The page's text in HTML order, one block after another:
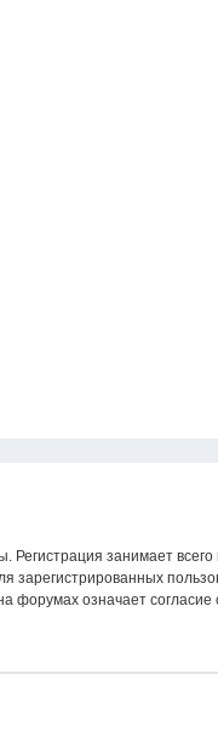
занимает
зарегистрированных
форумах означает согласие